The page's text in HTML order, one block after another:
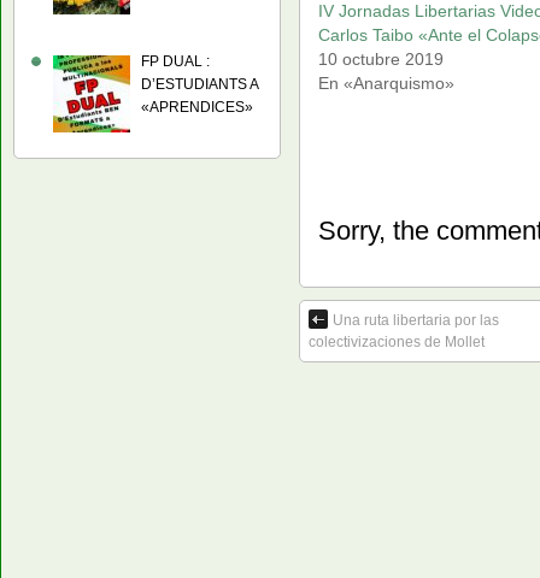
IV Jornadas Libertarias
Carlos Taibo «Ante el
10 octubre 2019
En «Anarquismo»
Sorry, the
Una ruta libertaria por las
colectivizaciones de Mollet
FP DUAL :
D’ESTUDIANTS A
«APRENDICES»